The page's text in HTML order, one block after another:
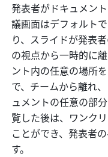
発表者がドキュメン
議画面はデフォルト
り、スライドが発表
の視点から一時的に
ント内の任意の場所
で、チームから離れ
ュメントの任意の部
覧した後は、ワンク
ことができ、発表者
す。